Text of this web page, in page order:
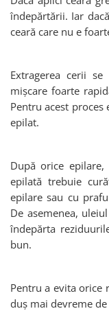
îndepărtării. Iar
ceară care nu e
Extragerea cerii
mișcare foarte
Pentru acest
epilat.
După orice
epilată trebuie
epilare sau cu
De asemenea,
îndepărta
bun.
Pentru a evita orice
duș mai devreme